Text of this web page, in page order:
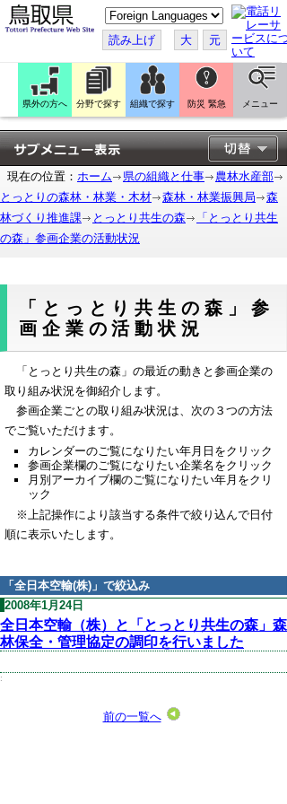
こ
の
ペ
ー
ジ
翻
訳
す
る
読み上げ 大 元
県外の方へ 分野で探す 組織で探す 防災 緊急 メニュー
現在の位置： ホーム 県の組織と仕事
農林水産部
とっとりの森林・林業・木材
森林・林業振興局
森
林づくり推進課
とっとり共生の森
「とっとり共生
の森」参画企業の活動状況
「とっとり共生の森」参
画企業の活動状況
「とっとり共生の森」の最近の動きと参画企業の
取り組み状況を御紹介します。
参画企業ごとの取り組み状況は、次の３つの方法
でご覧いただけます。
カレンダーのご覧になりたい年月日をクリック
参画企業欄のご覧になりたい企業名をクリック
月別アーカイブ欄のご覧になりたい年月をクリ
ック
※上記操作により該当する条件で絞り込んで日付
順に表示いたします。
「 全日本空輸(株) 」で絞込み
2008年1月24日
全日本空輸（株）と「とっとり共生の森」森
林保全・管理協定の調印を行いました
:
前の一覧へ